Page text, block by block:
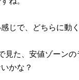
じで、どちらに動
見た、安値ゾーン
かな？